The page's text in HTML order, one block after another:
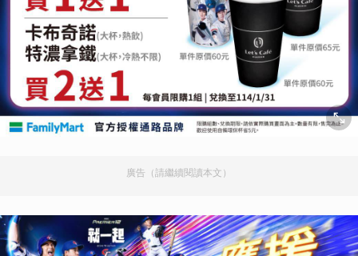
廣告（請繼續閱讀本文）